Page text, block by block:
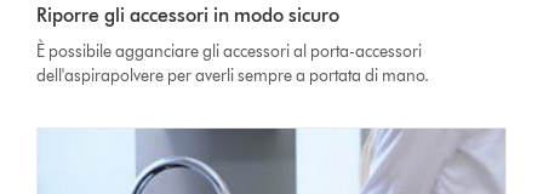
Riporre gli accessori in modo sicuro
È possibile agganciare gli accessori al porta-accessori
dell'aspirapolvere per averli sempre a portata di mano.